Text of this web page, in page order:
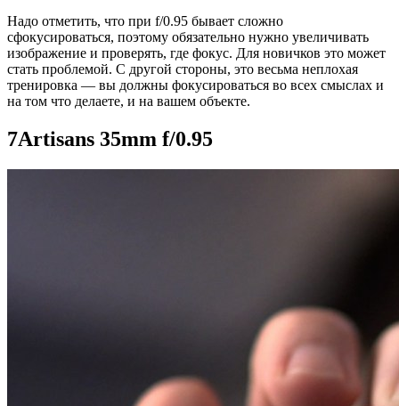
Надо отметить, что при f/0.95 бывает сложно
сфокусироваться, поэтому обязательно нужно увеличивать
изображение и проверять, где фокус. Для новичков это может
стать проблемой. С другой стороны, это весьма неплохая
тренировка — вы должны фокусироваться во всех смыслах и
на том что делаете, и на вашем объекте.
7Artisans 35mm f/0.95